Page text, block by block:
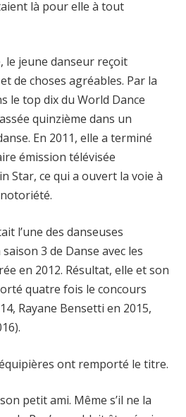
là pour elle à tout
le jeune danseur reçoit
de choses agréables. Par la
le top dix du World Dance
quinzième dans un
En 2011, elle a terminé
émission télévisée
Star, ce qui a ouvert la voie à
l’une des danseuses
3 de Danse avec les
en 2012. Résultat, elle et son
quatre fois le concours
Rayane Bensetti en 2015,
ont remporté le titre.
petit ami. Même s’il ne la